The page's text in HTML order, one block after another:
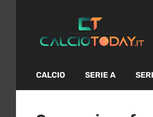
contenuto
CALCIO SERIE A